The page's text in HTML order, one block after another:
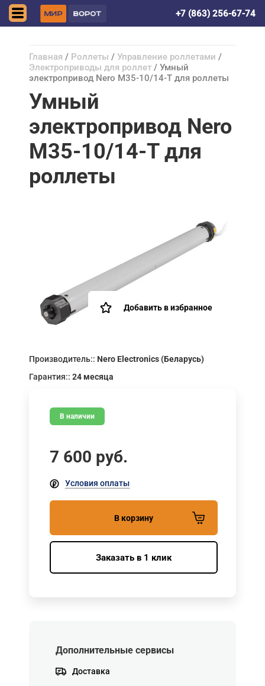
+7 (863) 256-67-74
Главная / Роллеты / Управление роллетами /
Электроприводы для роллет / Умный
электропривод Nero М35-10/14-Т для роллеты
Умный
электропривод Nero
М35-10/14-Т для
роллеты
Добавить в избранное
Производитель:: Nero Electronics (Беларусь)
Гарантия:: 24 месяца
В наличии
7 600 руб.
Условия оплаты
В корзину
Заказать в 1 клик
Дополнительные сервисы
Доставка